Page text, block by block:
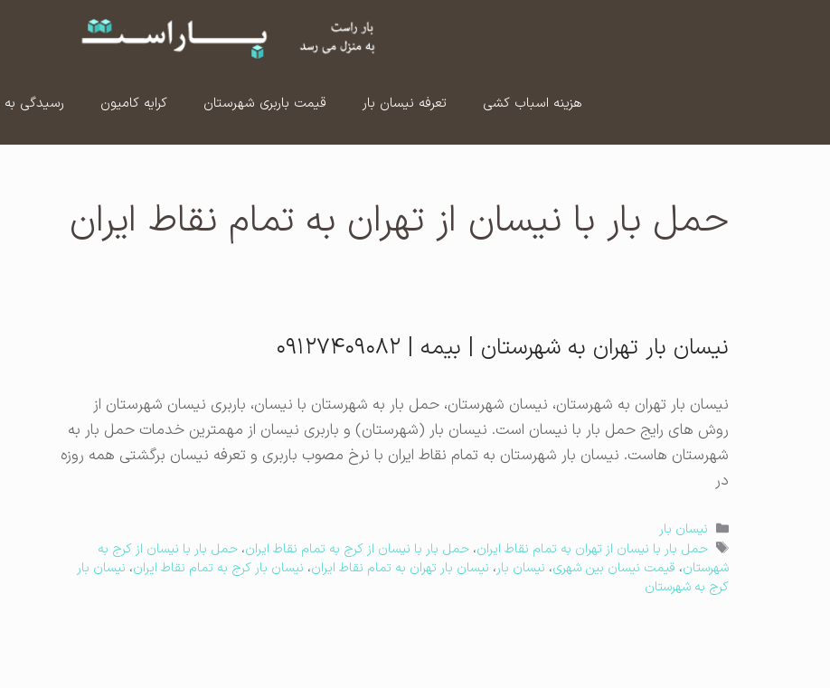
هزینه اسباب کشی تعرفه نیسان بار قیمت باربری شهرستان کرایه کامیون رسیدگی
حمل بار با نیسان از تهران به تمام نقاط ایران
نیسان بار تهران به شهرستان | بیمه | ۰۹۱۲۷۴۰۹۰۸۲
نیسان بار تهران به شهرستان، نیسان شهرستان، حمل بار به شهرستان با نیسان، باربری نیسان شهرستان از
روش های رایج حمل بار با نیسان است. نیسان بار (شهرستان) و باربری نیسان از مهمترین خدمات حمل بار به
شهرستان هاست. نیسان بار شهرستان به تمام نقاط ایران با نرخ مصوب باربری‌ و تعرفه نیسان برگشتی همه روزه
در
دسته‌ها
نیسان بار
برچسب‌ها
حمل بار با نیسان از تهران به تمام نقاط ایران،حمل بار با نیسان از کرج به تمام نقاط ایران،حمل بار با نیسان از کرج به
شهرستان، قیمت نیسان بین شهری، نیسان بار، نیسان بار تهران به تمام نقاط ایران، نیسان بار کرج به تمام نقاط ایران، نیسان بار
کرج به شهرستان